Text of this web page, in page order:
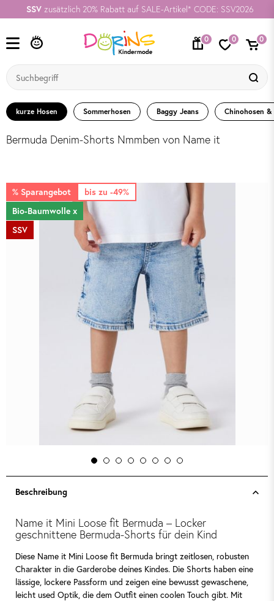
SSV zusätzlich 20% Rabatt auf SALE-Artikel* CODE: SSV2026
0 0 0
Chinohosen &
kurze Hosen Sommerhosen Baggy Jeans
Bermuda Denim-Shorts Nmmben von Name it
bis zu -49%
% Sparangebot
Bio-Baumwolle x
SSV
Beschreibung
Name it Mini Loose fit Bermuda – Locker
geschnittene Bermuda-Shorts für dein Kind
Diese Name it Mini Loose fit Bermuda bringt zeitlosen, robusten
Charakter in die Garderobe deines Kindes. Die Shorts haben eine
lässige, lockere Passform und zeigen eine bewusst gewaschene,
leicht used Optik, die dem Outfit einen coolen Touch gibt. Mit